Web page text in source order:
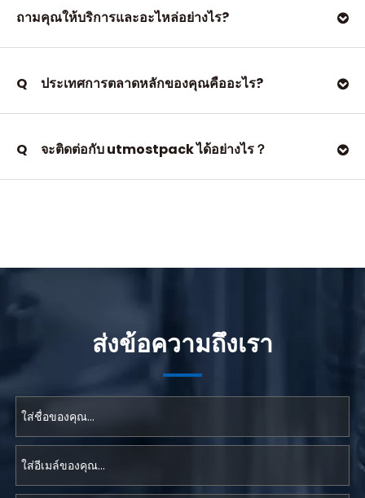
ถามคุณให้บริการและอะไหล่อย่างไร?
Q ประเทศการตลาดหลักของคุณคืออะไร?
Q จะติดต่อกับ utmostpack ได้อย่างไร？
ส่งข้อความถึงเรา